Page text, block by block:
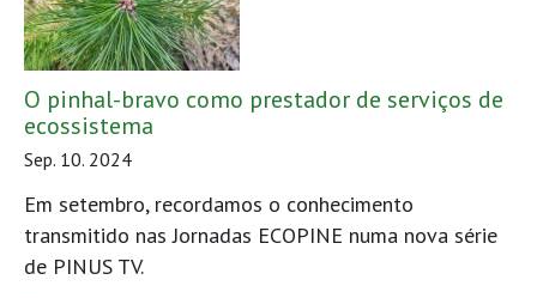
O pinhal-bravo como prestador de serviços de
ecossistema
Sep. 10. 2024
Em setembro, recordamos o conhecimento
transmitido nas Jornadas ECOPINE numa nova série
de PINUS TV.